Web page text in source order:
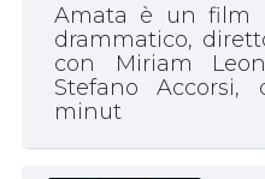
Amata è un film
drammatico,
con Miriam
Stefano
minut